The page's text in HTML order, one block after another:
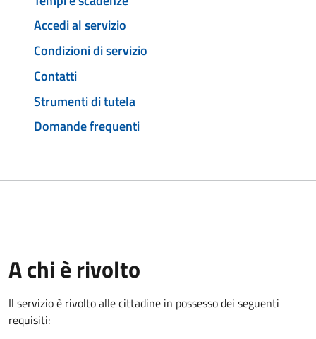
Accedi al servizio
Condizioni di servizio
Contatti
Strumenti di tutela
Domande frequenti
A chi è rivolto
Il servizio è rivolto alle cittadine in possesso dei seguenti
requisiti: